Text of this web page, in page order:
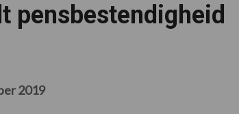
pensbestendigheid
2019